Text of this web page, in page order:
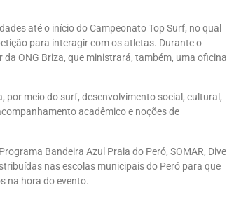
até o início do Campeonato Top Surf, no qual
para interagir com os atletas. Durante o
ONG Briza, que ministrará, também, uma oficina
por meio do surf, desenvolvimento social, cultural,
acadêmico e noções de
Bandeira Azul Praia do Peró, SOMAR, Dive
nas escolas municipais do Peró para que
na hora do evento.